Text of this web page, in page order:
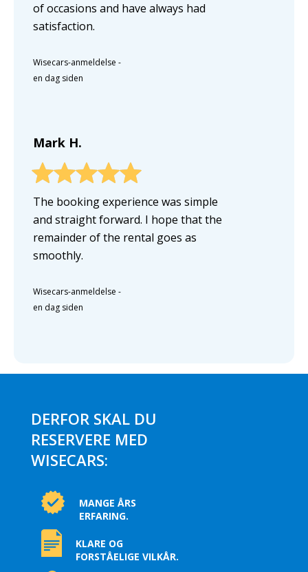
of occasions and have always had
satisfaction.
Wisecars-anmeldelse -
en dag siden
Mark H.
The booking experience was simple
and straight forward. I hope that the
remainder of the rental goes as
smoothly.
Wisecars-anmeldelse -
en dag siden
DERFOR SKAL DU
RESERVERE MED
WISECARS:
MANGE ÅRS
ERFARING.
KLARE OG
FORSTÅELIGE VILKÅR.